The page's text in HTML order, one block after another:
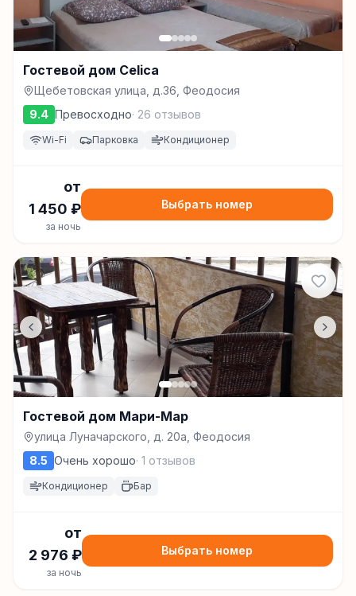
Гостевой дом Celica
Щебетовская улица, д.36, Феодосия
9.4 Превосходно· 26 отзывов
Wi-Fi Парковка Кондиционер
от
1 450 ₽
за ночь
Выбрать номер
Гостевой дом Мари-Мар
улица Луначарского, д. 20а, Феодосия
8.5 Очень хорошо· 1 отзывов
Кондиционер Бар
от
2 976 ₽
за ночь
Выбрать номер